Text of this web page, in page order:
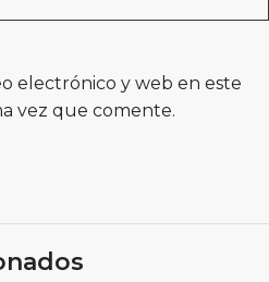
electrónico y web en este
vez que comente.